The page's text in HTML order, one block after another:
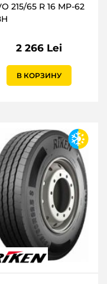
215/65 R 16 MP-62
2 266 Lei
В КОРЗИНУ